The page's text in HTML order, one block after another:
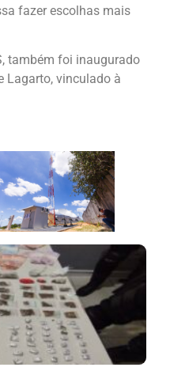
fazer escolhas mais
também foi inaugurado
Lagarto, vinculado à